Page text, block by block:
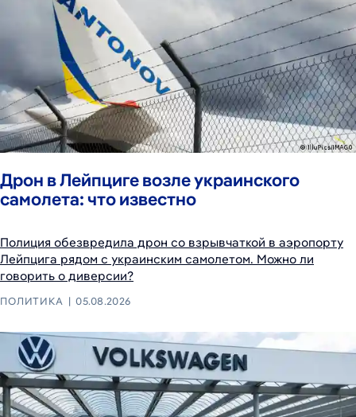
Дрон в Лейпциге возле украинского
самолета: что известно
Полиция обезвредила дрон со взрывчаткой в аэропорту
Лейпцига рядом с украинским самолетом. Можно ли
говорить о диверсии?
ПОЛИТИКА 05.08.2026